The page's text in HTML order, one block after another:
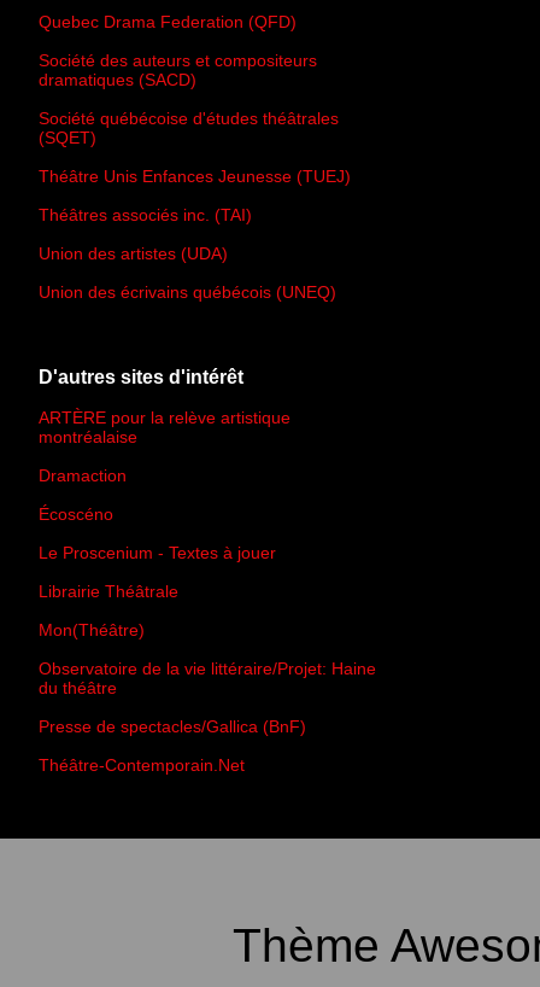
Quebec Drama Federation (QFD)
Société des auteurs et compositeurs
dramatiques (SACD)
Société québécoise d'études théâtrales
(SQET)
Théâtre Unis Enfances Jeunesse (TUEJ)
Théâtres associés inc. (TAI)
Union des artistes (UDA)
Union des écrivains québécois (UNEQ)
D'autres sites d'intérêt
ARTÈRE pour la relève artistique
montréalaise
Dramaction
Écoscéno
Le Proscenium - Textes à jouer
Librairie Théâtrale
Mon(Théâtre)
Observatoire de la vie littéraire/Projet: Haine
du théâtre
Presse de spectacles/Gallica (BnF)
Théâtre-Contemporain.Net
Thème